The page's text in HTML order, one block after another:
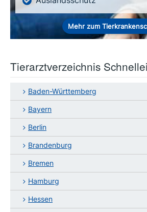
Mehr zum
Tierarztverzeichnis
Baden-Württemberg
Bayern
Berlin
Brandenburg
Bremen
Hamburg
Hessen